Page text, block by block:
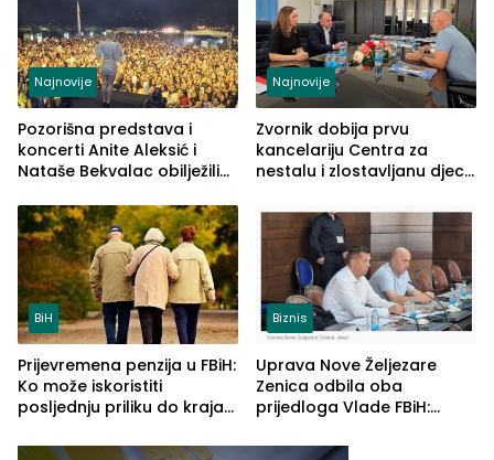
Najnovije
Pozorišna predstava i
koncerti Anite Aleksić i
Nataše Bekvalac obilježili
ljeta (FOTO)
Najnovije
Zvornik dobija prvu
kancelariju Centra za
nestalu i zlostavljanu djecu
BiH
Prijevremena penzija u FBiH:
Ko može iskoristiti
posljednju priliku do kraja
Biznis
Uprava Nove Željezare
Zenica odbila oba
prijedloga Vlade FBiH:
rješenje